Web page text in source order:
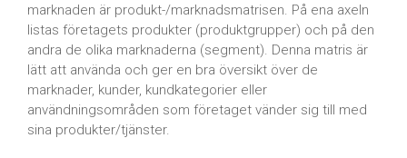
marknaden är produkt-/marknadsmatrisen. På ena axeln
listas företagets produkter (produktgrupper) och på den
andra de olika marknaderna (segment). Denna matris är
lätt att använda och ger en bra översikt över de
marknader, kunder, kundkategorier eller
användningsområden som företaget vänder sig till med
sina produkter/tjänster.